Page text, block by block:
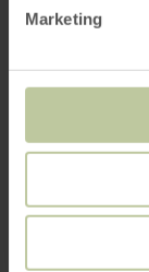
Marketing